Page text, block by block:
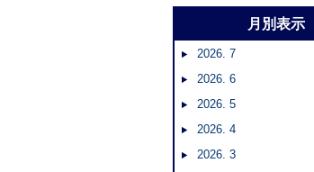
月別表示
2026. 7
2026. 6
2026. 5
2026. 4
2026. 3